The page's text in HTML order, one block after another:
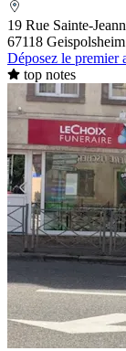
19 Rue Sainte-
67118 Geispolsheim
Déposez le premier
top notes